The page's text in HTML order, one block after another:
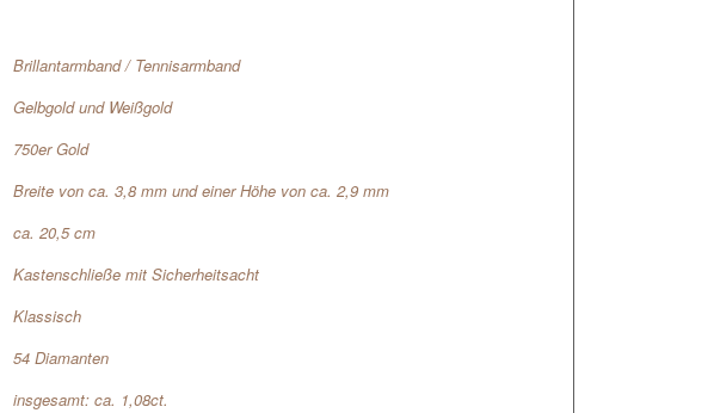
Brillantarmband / Tennisarmband
Gelbgold und Weißgold
750er Gold
Breite von ca. 3,8 mm und einer Höhe von ca. 2,9 mm
ca. 20,5 cm
Kastenschließe mit Sicherheitsacht
Klassisch
54 Diamanten
insgesamt: ca. 1,08ct.